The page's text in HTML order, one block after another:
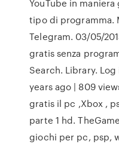
YouTube in maniera
tipo di programma.
Telegram. 03/05/
gratis senza
Search. Library.
years ago | 809
gratis il pc ,Xbox ,
parte 1 hd.
giochi per pc, psp,